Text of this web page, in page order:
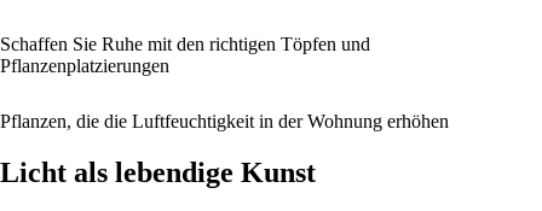
Schaffen Sie Ruhe mit den richtigen Töpfen und
Pflanzenplatzierungen
Pflanzen, die die Luftfeuchtigkeit in der Wohnung erhöhen
Licht als lebendige Kunst